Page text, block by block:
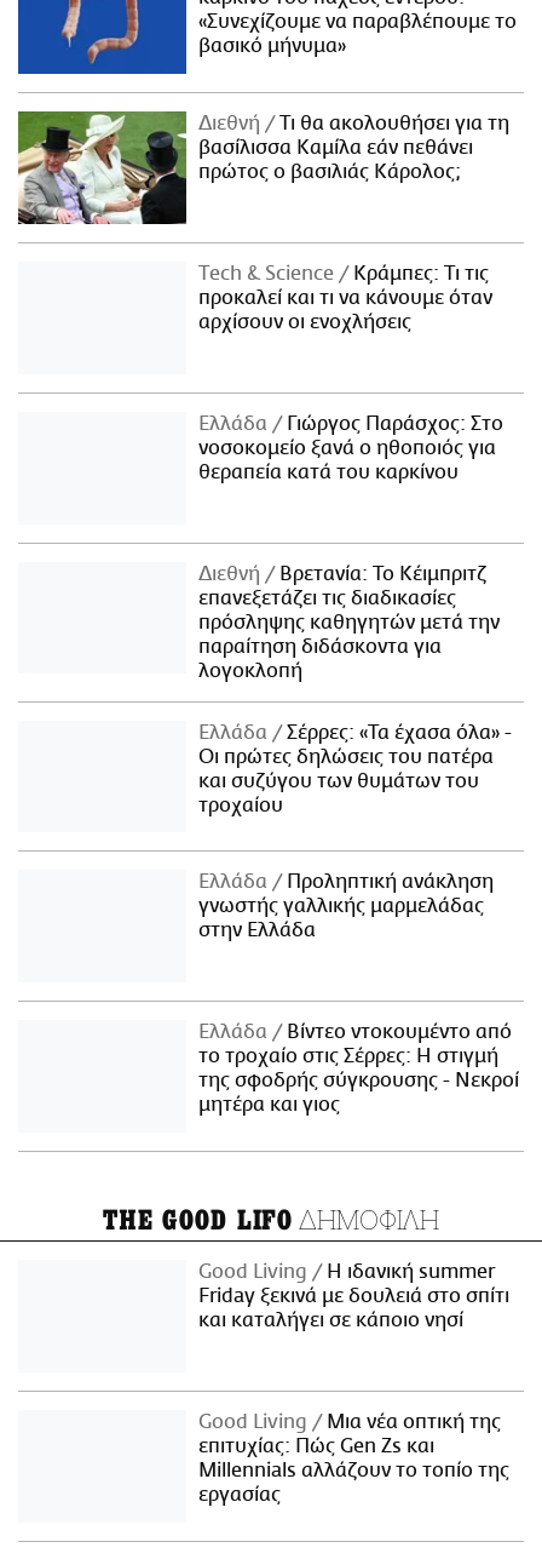
«Συνεχίζουμε να παραβλέπουμε το
βασικό μήνυμα»
Διεθνή
Τι θα ακολουθήσει για τη
βασίλισσα Καμίλα εάν πεθάνει
πρώτος ο βασιλιάς Κάρολος;
Τech & Science
Κράμπες: Τι τις
προκαλεί και τι να κάνουμε όταν
αρχίσουν οι ενοχλήσεις
Ελλάδα
Γιώργος Παράσχος: Στο
νοσοκομείο ξανά ο ηθοποιός για
θεραπεία κατά του καρκίνου
Διεθνή
Βρετανία: Το Κέιμπριτζ
επανεξετάζει τις διαδικασίες
πρόσληψης καθηγητών μετά την
παραίτηση διδάσκοντα για
λογοκλοπή
Ελλάδα
Σέρρες: «Τα έχασα όλα» -
Οι πρώτες δηλώσεις του πατέρα
και συζύγου των θυμάτων του
τροχαίου
Ελλάδα
Προληπτική ανάκληση
γνωστής γαλλικής μαρμελάδας
στην Ελλάδα
Ελλάδα
Βίντεο ντοκουμέντο από
το τροχαίο στις Σέρρες: Η στιγμή
της σφοδρής σύγκρουσης - Νεκροί
μητέρα και γιος
THE GOOD LIFO ΔΗΜΟΦΙΛΗ
Good Living
Η ιδανική summer
Friday ξεκινά με δουλειά στο σπίτι
και καταλήγει σε κάποιο νησί
Good Living
Μια νέα οπτική της
επιτυχίας: Πώς Gen Zs και
Millennials αλλάζουν το τοπίο της
εργασίας